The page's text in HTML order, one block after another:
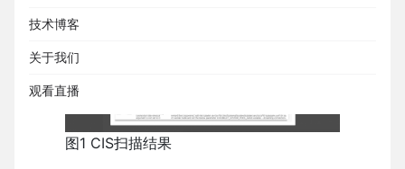
技术博客
关于我们
观看直播
图1 CIS扫描结果